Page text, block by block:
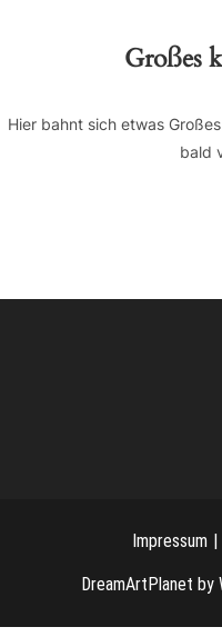
Großes
Hier bahnt sich etwas
bald
Impressum
DreamArtPlanet by